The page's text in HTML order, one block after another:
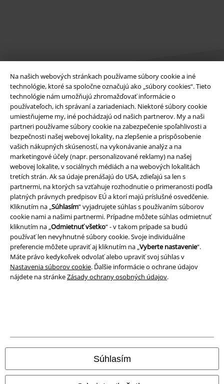
Na našich webových stránkach používame súbory cookie a iné
technológie, ktoré sa spoločne označujú ako „súbory cookies“. Tieto
technológie nám umožňujú zhromažďovať informácie o
používateľoch, ich správaní a zariadeniach. Niektoré súbory cookie
umiestňujeme my, iné pochádzajú od našich partnerov. My a naši
partneri používame súbory cookie na zabezpečenie spoľahlivosti a
bezpečnosti našej webovej lokality, na zlepšenie a prispôsobenie
vašich nákupných skúseností, na vykonávanie analýz a na
marketingové účely (napr. personalizované reklamy) na našej
webovej lokalite, v sociálnych médiách a na webových lokalitách
tretích strán. Ak sa údaje prenášajú do USA, zdieľajú sa len s
partnermi, na ktorých sa vzťahuje rozhodnutie o primeranosti podľa
platných právnych predpisov EÚ a ktorí majú príslušné osvedčenie.
Kliknutím na „Súhlasím“ vyjadrujete súhlas s používaním súborov
cookie nami a našimi partnermi. Prípadne môžete súhlas odmietnuť
kliknutím na „Odmietnuť všetko“ - v takom prípade sa budú
používať len nevyhnutné súbory cookie. Svoje individuálne
preferencie môžete upraviť aj kliknutím na „Vyberte nastavenie“.
Máte právo kedykoľvek odvolať alebo upraviť svoj súhlas v
Nastavenia súborov cookie. Ďalšie informácie o ochrane údajov
nájdete na stránkeZásady ochrany osobných údajov.
Súhlasím
Právne informácie
Podmienky
Imprint
Ochrana osobných údajov
Likvidácia odpadu a ochrana životného prostredia
Vyhlásenie o zhode
Informácie o prístupnosti
Nastavenia súborov cookie
Odstúpenie od zmluvy
Naše online obchody